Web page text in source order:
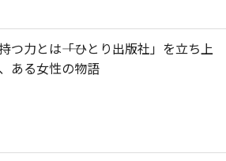
つ力とは――「ひとり出版社」を立ち上
ある女性の物語